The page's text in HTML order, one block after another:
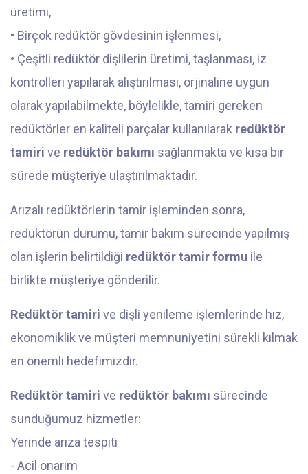
üretimi,
• Birçok redüktör gövdesinin işlenmesi,
• Çeşitli redüktör dişlilerin üretimi, taşlanması, iz
kontrolleri yapılarak alıştırılması, orjinaline uygun
olarak yapılabilmekte, böylelikle, tamiri gereken
redüktörler en kaliteli parçalar kullanılarak redüktör
tamiri ve redüktör bakımı sağlanmakta ve kısa bir
sürede müşteriye ulaştırılmaktadır.
Arızalı redüktörlerin tamir işleminden sonra,
redüktörün durumu, tamir bakım sürecinde yapılmış
olan işlerin belirtildiği redüktör tamir formu ile
birlikte müşteriye gönderilir.
Redüktör tamiri ve dişli yenileme işlemlerinde hız,
ekonomiklik ve müşteri memnuniyetini sürekli kılmak
en önemli hedefimizdir.
Redüktör tamiri ve redüktör bakımı sürecinde
sunduğumuz hizmetler:
Yerinde arıza tespiti
- Acil onarım